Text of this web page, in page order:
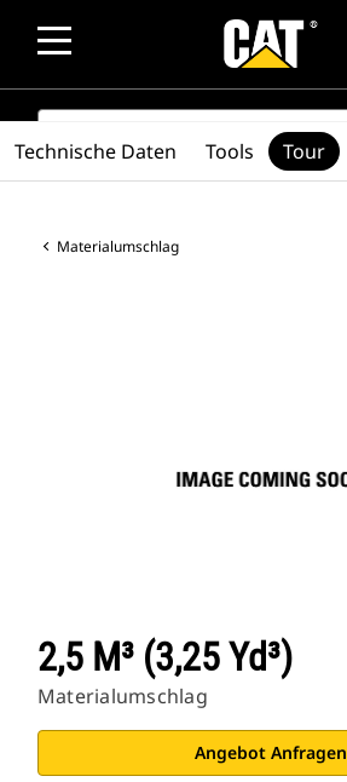
SEARCH
Materialumschlag
2,5 M³ (3,25 Yd³)
Materialumschlag
Angebot Anfragen
Technische Daten Tools Tour